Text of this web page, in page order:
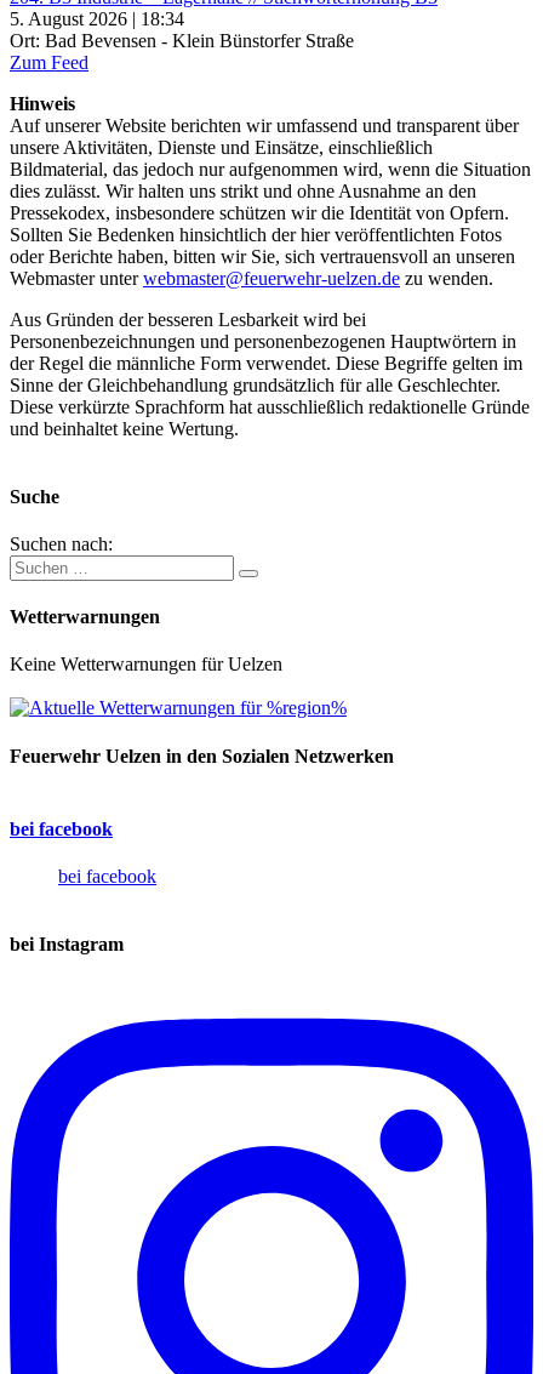
5. August 2026 | 18:34
Ort: Bad Bevensen - Klein Bünstorfer Straße
Zum Feed
Hinweis
Auf unserer Website berichten wir umfassend und transparent über
unsere Aktivitäten, Dienste und Einsätze, einschließlich
Bildmaterial, das jedoch nur aufgenommen wird, wenn die Situation
dies zulässt. Wir halten uns strikt und ohne Ausnahme an den
Pressekodex, insbesondere schützen wir die Identität von Opfern.
Sollten Sie Bedenken hinsichtlich der hier veröffentlichten Fotos
oder Berichte haben, bitten wir Sie, sich vertrauensvoll an unseren
Webmaster unterwebmaster@feuerwehr-uelzen.de zu wenden.
Aus Gründen der besseren Lesbarkeit wird bei
Personenbezeichnungen und personenbezogenen Hauptwörtern in
der Regel die männliche Form verwendet. Diese Begriffe gelten im
Sinne der Gleichbehandlung grundsätzlich für alle Geschlechter.
Diese verkürzte Sprachform hat ausschließlich redaktionelle Gründe
und beinhaltet keine Wertung.
Suche
Suchen nach:
Wetterwarnungen
Keine Wetterwarnungen für Uelzen
Feuerwehr Uelzen in den Sozialen Netzwerken
bei facebook
bei facebook
bei Instagram